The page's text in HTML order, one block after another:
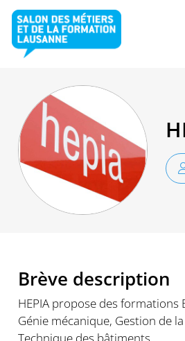
Brève description
HEPIA propose des formations
Génie mécanique, Gestion de